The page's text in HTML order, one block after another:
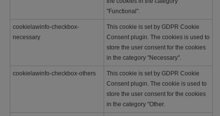
"Functional".
cookielawinfo-checkbox-
necessary
This cookie is set by GDPR Cookie
Consent plugin. The cookies is used to
store the user consent for the cookies
in the category "Necessary".
cookielawinfo-checkbox-others
This cookie is set by GDPR Cookie
Consent plugin. The cookie is used to
store the user consent for the cookies
in the category "Other.